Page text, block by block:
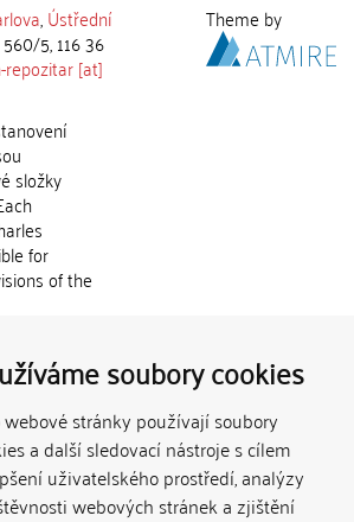
soubory cookies
stránky používají soubory
a další sledovací nástroje s cílem
uživatelského prostředí, analýzy
webových stránek a zjištění
,Ústřední
5, 116 36
[at]
složky
for
of the
použity k
vydávány
jinou
než autora.
shall not
results of
Theme by